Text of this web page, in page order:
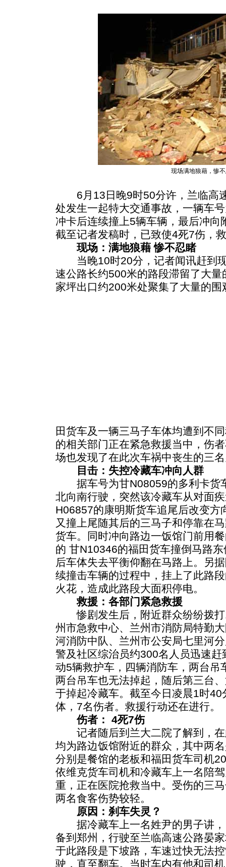
现场满地狼藉，惨
6月13日晚9时50分许，兰临高
处发生一起特大交通事故，一辆车
冲卡后连续撞上5辆车辆，最后冲向
截至记者发稿时，已致使4死7伤，
现场：满地狼藉 惨不忍睹
当晚10时20分，记者闻讯赶到现
速公路长约500米的路段滞留了大
家坪出口约200米处聚集了大量的
田货车及一辆三马子车体均遭到不
的相关部门正在紧急救援当中，伤
场也发现了在此次车祸中丧生的三
目击：失控冷藏车冲向人群
据车号为甘N08059的多利卡货
北向南行驶，突然该冷藏车从对面
H06857的康明斯货车追尾后改变方
又撞上尾随其后的三马子和停靠在
货车。同时冲向路边一饭馆门前用
的 甘N10346的福田货车撞倒马路
后车体失去平衡仰翻在马路上。另
续撞击车辆的过程中，挂上了此路
火花，造成此路段大面积停电。
救援：各部门紧急救援
惨剧发生后，附近群众纷纷拨打
州市急救中心、兰州市消防局特勤
河消防中队、兰州市公安局七里河
警及社区综治员约300名人员迅速
动5辆救护车，四辆消防车，两台吊
两台吊车也无法掉起，随后第三台
于掉起冷藏车。截至今日凌晨1时
体，7名伤者。救援行动还在进行。
伤者： 4死7伤
记者随后到兰大二院了解到，在
均为路边饭馆附近的群众，其中两
分别是餐馆的老板和福田货车司机
依维克货车司机和冷藏车上一名陪
重，正在医院抢救当中。受伤的三
两名食客伤势较轻。
原因：刹车失灵？
据冷藏车上一名姓尹的男子讲，
备到郑州，行驶至兰临高速公路晏
于此路段是下坡路，车速过快无法
驶，直至翻车。当时车内有他和司